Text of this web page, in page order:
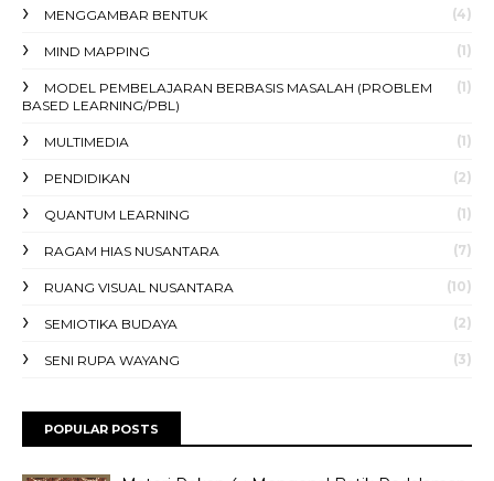
MENGGAMBAR BENTUK (4)
MIND MAPPING (1)
MODEL PEMBELAJARAN BERBASIS MASALAH (PROBLEM
BASED LEARNING/PBL)
(1)
MULTIMEDIA (1)
PENDIDIKAN (2)
QUANTUM LEARNING (1)
RAGAM HIAS NUSANTARA (7)
RUANG VISUAL NUSANTARA (10)
SEMIOTIKA BUDAYA (2)
SENI RUPA WAYANG (3)
POPULAR POSTS